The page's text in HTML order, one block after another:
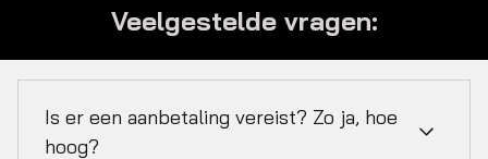
Veelgestelde vragen:
Is er een aanbetaling vereist? Zo ja, hoe
hoog?